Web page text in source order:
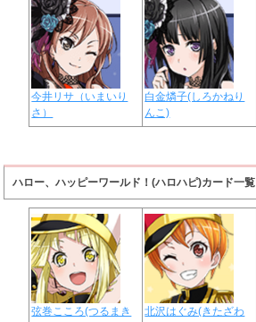
今井リサ（いまいり
さ）
白金燐子(しろかねり
んこ)
ハロー、ハッピーワールド！(ハロハピ)カード一覧
弦巻こころ(つるまき
北沢はぐみ(きたざわ